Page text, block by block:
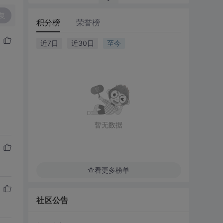
积分榜 荣誉榜
近7日 近30日 至今
暂无数据
查看更多榜单
社区公告